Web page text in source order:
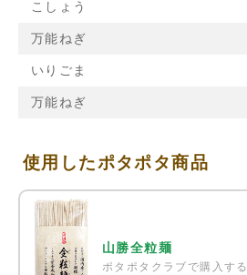
こしょう
万能ねぎ
いりごま
万能ねぎ
使用したポタポタ商品
山勝全粒麺
ポタポタクラブで購入する